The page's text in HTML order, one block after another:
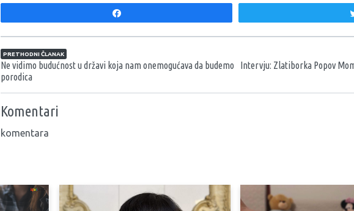
Navigacija članaka
PRETHODNI ČLANAK
Ne vidimo budućnost u državi koja nam onemogućava da budemo
porodica
Intervju: Zlatiborka Popov
Komentari
komentara